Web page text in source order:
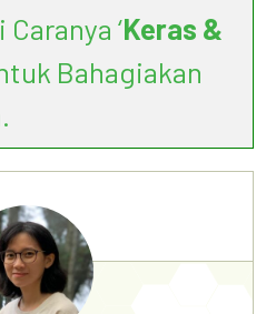
‘Keras &
Bahagiakan